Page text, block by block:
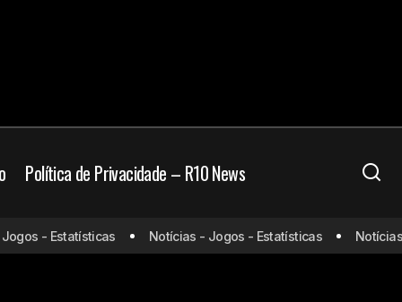
Política de Privacidade – R10 News
1° na
Inter de Milão goleia o Estrela
Vermelha na Champions League
- Estatísticas Notícias - Jogos - Estatísticas Notícias -